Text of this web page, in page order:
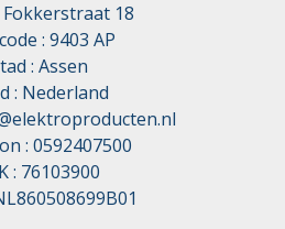
Fokkerstraat 18
: 9403 AP
: Assen
: Nederland
: 0592407500
: 76103900